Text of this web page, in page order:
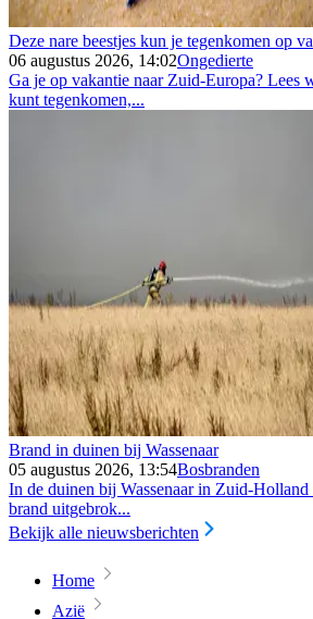
Deze nare beestjes kun je tegenkomen op
06 augustus 2026, 14:02Ongedierte
Ga je op vakantie naar Zuid-Europa? Lees
kunt tegenkomen,...
Brand in duinen bij Wassenaar
05 augustus 2026, 13:54Bosbranden
In de duinen bij Wassenaar in Zuid-Holland
brand uitgebrok...
Bekijk alle nieuwsberichten
Home
Azië